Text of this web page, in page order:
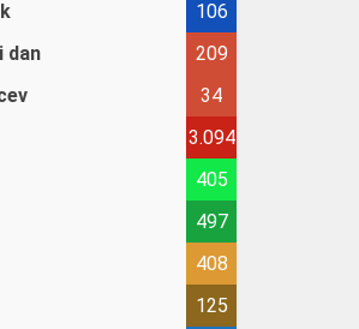
106
dan
209
34
3.094
405
497
408
125